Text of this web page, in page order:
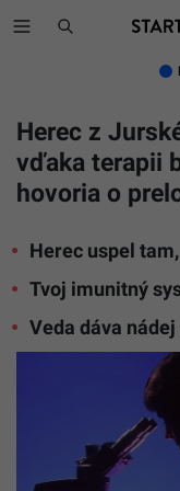
Herec z
vďaka terapii
hovoria o
Herec uspel
Tvoj imunitný
Veda dáva